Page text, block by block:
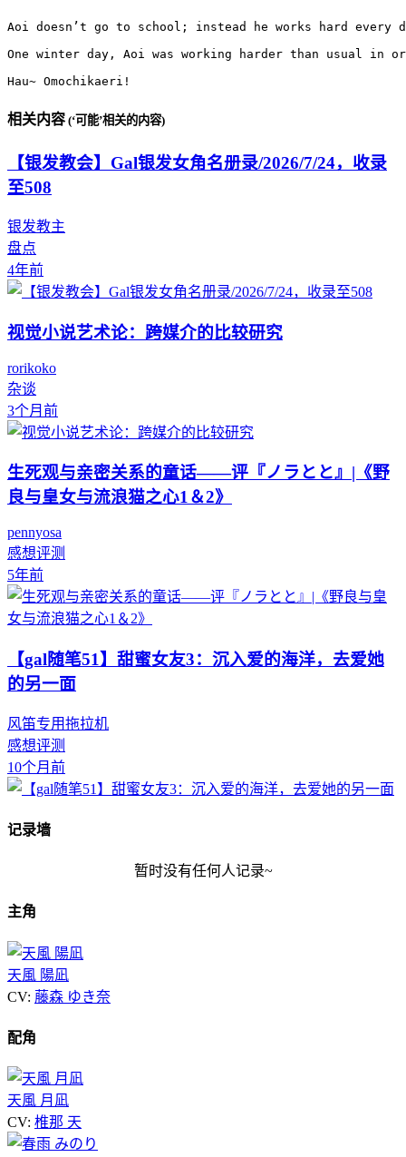
Aoi doesn’t go to school; instead he works hard
One winter day, Aoi was working harder than usual in
Hau~ Omochikaeri!
相关内容 (‘可能’相关的内容)
【银发教会】Gal银发女角名册录/2026/7/24，收录
至508
银发教主
盘点
4年前
视觉小说艺术论：跨媒介的比较研究
rorikoko
杂谈
3个月前
生死观与亲密关系的童话——评『ノラとと』|《野
良与皇女与流浪猫之心1＆2》
pennyosa
感想评测
5年前
【gal随笔51】甜蜜女友3：沉入爱的海洋，去爱她
的另一面
风笛专用拖拉机
感想评测
10个月前
记录墙
暂时没有任何人记录~
主角
天風 陽凪
CV: 藤森 ゆき奈
配角
天風 月凪
CV: 椎那 天